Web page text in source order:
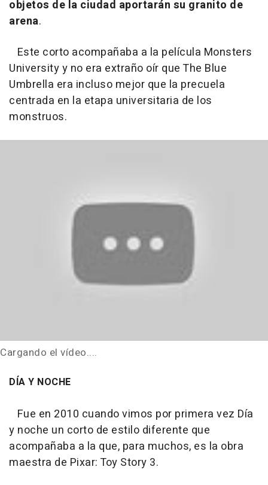
objetos de la ciudad aportarán su granito de
arena.
Este corto acompañaba a la película Monsters
University y no era extraño oír que The Blue
Umbrella era incluso mejor que la precuela
centrada en la etapa universitaria de los
monstruos.
Cargando el vídeo....
DÍA Y NOCHE
Fue en 2010 cuando vimos por primera vez Día
y noche un corto de estilo diferente que
acompañaba a la que, para muchos, es la obra
maestra de Pixar: Toy Story 3.